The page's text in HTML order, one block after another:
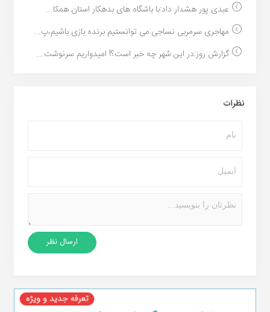
عبدی پور هشدار داد:با باشگاه های بدهکار استان همکا...
مهاجری سرمربی نساجی:می توانستیم برنده بازی باشیم،پ...
گزارش روز:در این شهر چه خبر است؟! امیدواریم سرنوشت...
نظرات